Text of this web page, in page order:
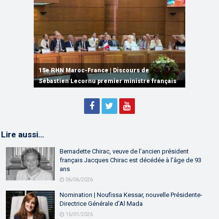
15e RHN Maroc-France | Signature de
plusieurs accords de coopération et de
partenariat
15e RHN Maroc-France | Discours de
Sébastien Lecornu premier ministre français
15e Réunion de Haut Niveau Maroc-France |
Discours de M. Aziz Akhannouch
Lire aussi…
Bernadette Chirac, veuve de l’ancien président
français Jacques Chirac est décédée à l’âge de 93
ans
06/06/2026
Nomination | Noufissa Kessar, nouvelle Présidente-
Directrice Générale d’Al Mada
16/01/2026